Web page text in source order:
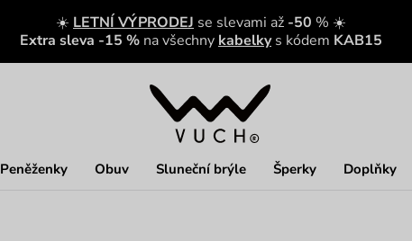
☀️ LETNÍ VÝPRODEJ se slevami až -50 % ☀️
Extra sleva -15 % na všechny kabelkys kódem KAB15
Peněženky Obuv Sluneční brýle Šperky Doplňky